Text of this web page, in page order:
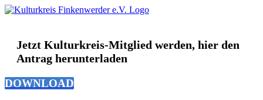
Zum
Jetzt Kulturkreis-Mitglied werden, hier den
Antrag herunterladen
DOWNLOAD